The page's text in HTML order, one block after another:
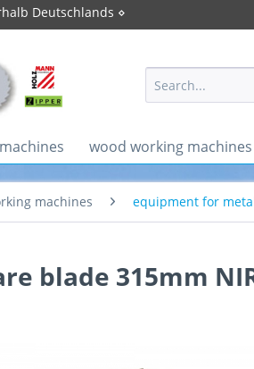
Deutschlands ⋄
wood working machines
machines equipment for
blade 315mm